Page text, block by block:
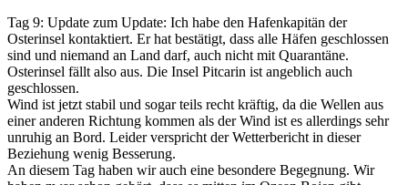
Tag 9: Update zum Update: Ich habe den Hafenkapitän der
Osterinsel kontaktiert. Er hat bestätigt, dass alle Häfen geschlossen
sind und niemand an Land darf, auch nicht mit Quarantäne.
Osterinsel fällt also aus. Die Insel Pitcarin ist angeblich auch
geschlossen.
Wind ist jetzt stabil und sogar teils recht kräftig, da die Wellen aus
einer anderen Richtung kommen als der Wind ist es allerdings sehr
unruhig an Bord. Leider verspricht der Wetterbericht in dieser
Beziehung wenig Besserung.
An diesem Tag haben wir auch eine besondere Begegnung. Wir